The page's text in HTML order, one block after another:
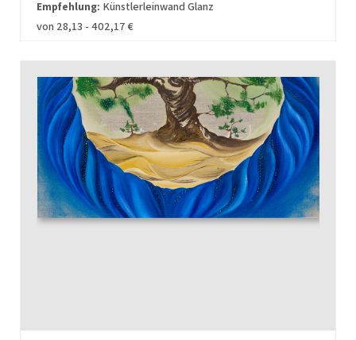
Empfehlung: Künstlerleinwand Glanz
von 28,13 - 402,17 €